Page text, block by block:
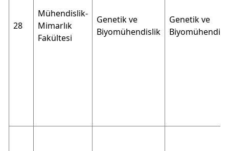
28
Mühendislik-
Mimarlık
Fakültesi
Genetik ve
Biyomühendislik
Genetik ve